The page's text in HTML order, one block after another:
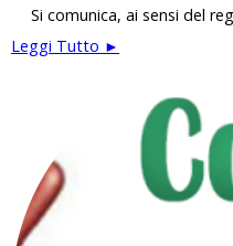
Si comunica, ai sensi del
Leggi Tutto ►